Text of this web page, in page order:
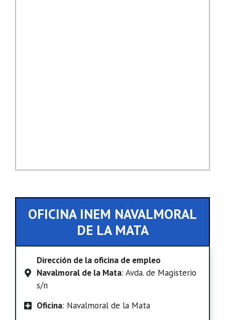
OFICINA INEM NAVALMORAL
DE LA MATA
Dirección de la oficina de empleo
Navalmoral de la Mata: Avda. de Magisterio
s/n
Oficina: Navalmoral de la Mata